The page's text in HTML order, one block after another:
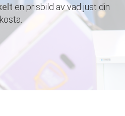
en prisbild av vad just din